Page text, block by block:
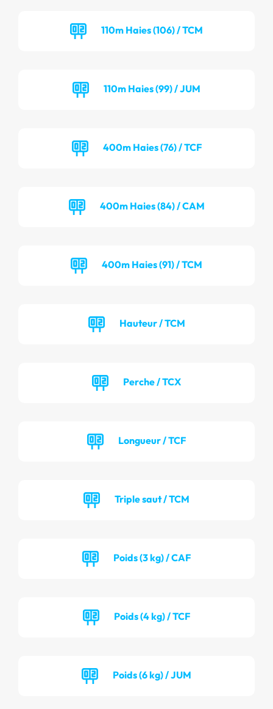
110m Haies (106) / TCM
110m Haies (99) / JUM
400m Haies (76) / TCF
400m Haies (84) / CAM
400m Haies (91) / TCM
Hauteur / TCM
Perche / TCX
Longueur / TCF
Triple saut / TCM
Poids (3 kg) / CAF
Poids (4 kg) / TCF
Poids (6 kg) / JUM